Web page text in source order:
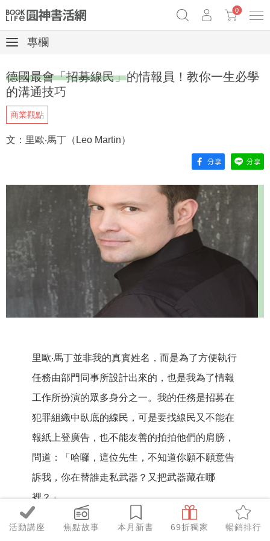
Netflix話題章魚小說！
0
活動講座 焦點故事 本月新書 69折獨家 暢銷排行
專欄
德國最會「招募線民」的情報員！教你一生必學
的溝通技巧
商業觀點
文：里歐‧馬丁（Leo Martin）
里歐‧馬丁並非我的真實姓名，而是為了方便執行
任務由部門同事所設計出來的，也是我為了情報
工作所扮演的眾多身分之一。我的任務是招募在
犯罪組織中臥底的線民，可是要找線民又不能在
報紙上登廣告，也不能友善的拍拍他們的肩膀，
問道：「哈囉，這位先生，不知道你願不願意告
訴我，你在替誰走私武器？又把武器藏在哪
裡？」